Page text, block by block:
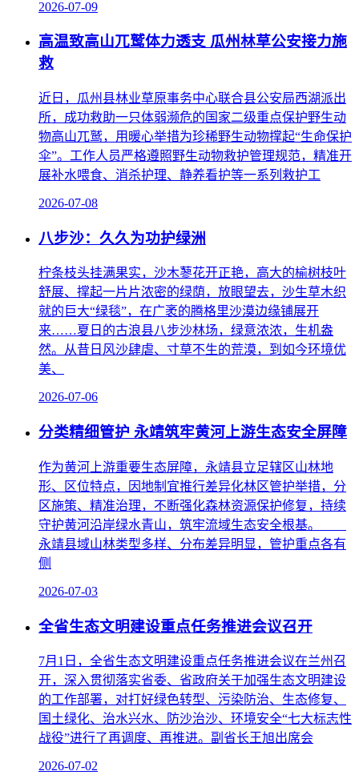
2026-07-09
高温致高山兀鹫体力透支 瓜州林草公安接力施
救
近日，瓜州县林业草原事务中心联合县公安局西湖派出
所，成功救助一只体弱濒危的国家二级重点保护野生动
物高山兀鹫，用暖心举措为珍稀野生动物撑起“生命保护
伞”。工作人员严格遵照野生动物救护管理规范，精准开
展补水喂食、消杀护理、静养看护等一系列救护工
2026-07-08
八步沙：久久为功护绿洲
柠条枝头挂满果实，沙木蓼花开正艳，高大的榆树枝叶
舒展、撑起一片片浓密的绿荫，放眼望去，沙生草木织
就的巨大“绿毯”，在广袤的腾格里沙漠边缘铺展开
来……夏日的古浪县八步沙林场，绿意浓浓，生机盎
然。从昔日风沙肆虐、寸草不生的荒漠，到如今环境优
美、
2026-07-06
分类精细管护 永靖筑牢黄河上游生态安全屏障
作为黄河上游重要生态屏障，永靖县立足辖区山林地
形、区位特点，因地制宜推行差异化林区管护举措，分
区施策、精准治理，不断强化森林资源保护修复，持续
守护黄河沿岸绿水青山，筑牢流域生态安全根基。
永靖县域山林类型多样、分布差异明显，管护重点各有
侧
2026-07-03
全省生态文明建设重点任务推进会议召开
7月1日，全省生态文明建设重点任务推进会议在兰州召
开，深入贯彻落实省委、省政府关于加强生态文明建设
的工作部署，对打好绿色转型、污染防治、生态修复、
国土绿化、治水兴水、防沙治沙、环境安全“七大标志性
战役”进行了再调度、再推进。副省长王旭出席会
2026-07-02